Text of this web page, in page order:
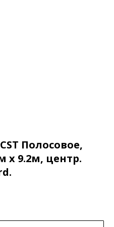
Полосовое,
x 9.2м, центр.